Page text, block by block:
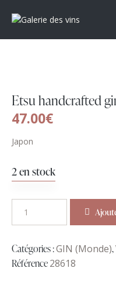
Etsu handcrafted
47.00€
Japon
2 en stock
Catégories :GIN (Monde),
Référence28618